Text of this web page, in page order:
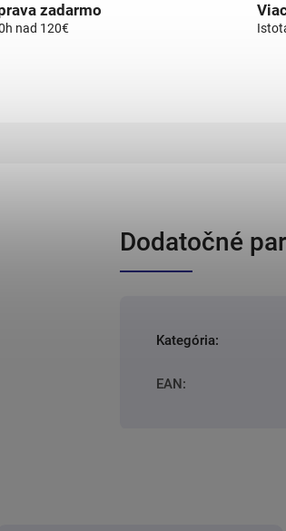
zadarmo
nad 120€
Dodatočné
Kategória:
EAN: